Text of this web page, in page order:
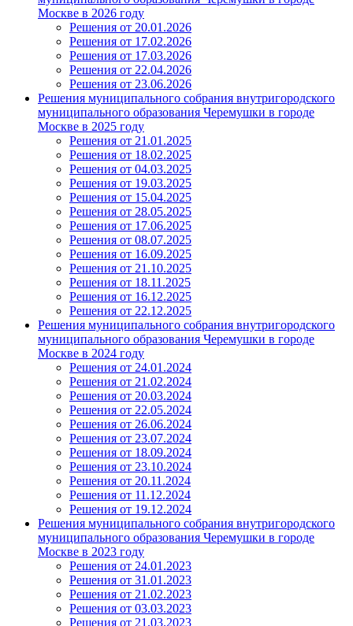
Москве в 2026 году
Решения от 20.01.2026
Решения от 17.02.2026
Решения от 17.03.2026
Решения от 22.04.2026
Решения от 23.06.2026
Решения муниципального собрания внутригородского
муниципального образования Черемушки в городе
Москве в 2025 году
Решения от 21.01.2025
Решения от 18.02.2025
Решения от 04.03.2025
Решения от 19.03.2025
Решения от 15.04.2025
Решения от 28.05.2025
Решения от 17.06.2025
Решения от 08.07.2025
Решения от 16.09.2025
Решения от 21.10.2025
Решения от 18.11.2025
Решения от 16.12.2025
Решения от 22.12.2025
Решения муниципального собрания внутригородского
муниципального образования Черемушки в городе
Москве в 2024 году
Решения от 24.01.2024
Решения от 21.02.2024
Решения от 20.03.2024
Решения от 22.05.2024
Решения от 26.06.2024
Решения от 23.07.2024
Решения от 18.09.2024
Решения от 23.10.2024
Решения от 20.11.2024
Решения от 11.12.2024
Решения от 19.12.2024
Решения муниципального собрания внутригородского
муниципального образования Черемушки в городе
Москве в 2023 году
Решения от 24.01.2023
Решения от 31.01.2023
Решения от 21.02.2023
Решения от 03.03.2023
Решения от 21.03.2023